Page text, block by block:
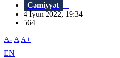
Cəmiyyət
4 İyun 2022, 19:34
564
A- A A+
EN